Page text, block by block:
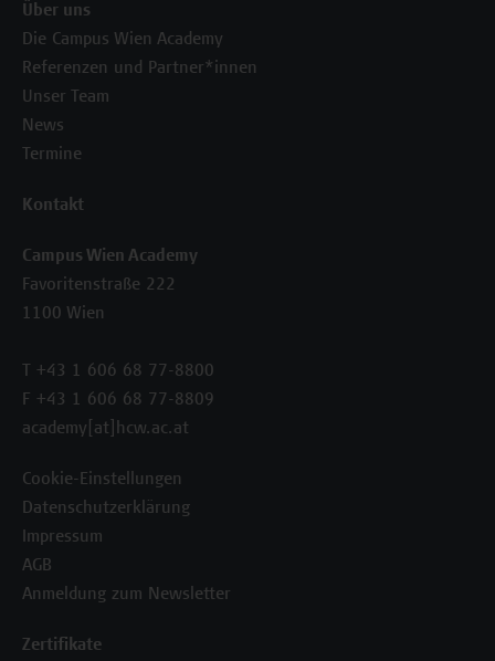
Über uns
Die Campus Wien Academy
Referenzen und Partner*innen
Unser Team
News
Termine
Kontakt
Campus Wien Academy
Favoritenstraße 222
1100 Wien
T +43 1 606 68 77-8800
F +43 1 606 68 77-8809
academy[at]hcw.ac.at
Cookie-Einstellungen
Datenschutzerklärung
Impressum
AGB
Anmeldung zum Newsletter
Zertifikate